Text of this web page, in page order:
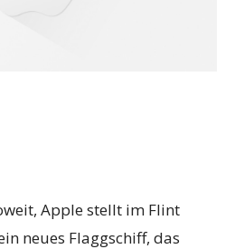
Apple stellt im Flint
neues Flaggschiff, das